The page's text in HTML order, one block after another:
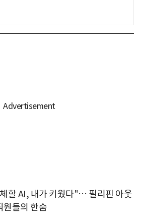
할 AI, 내가 키웠다"… 필리핀 아웃
원들의 한숨